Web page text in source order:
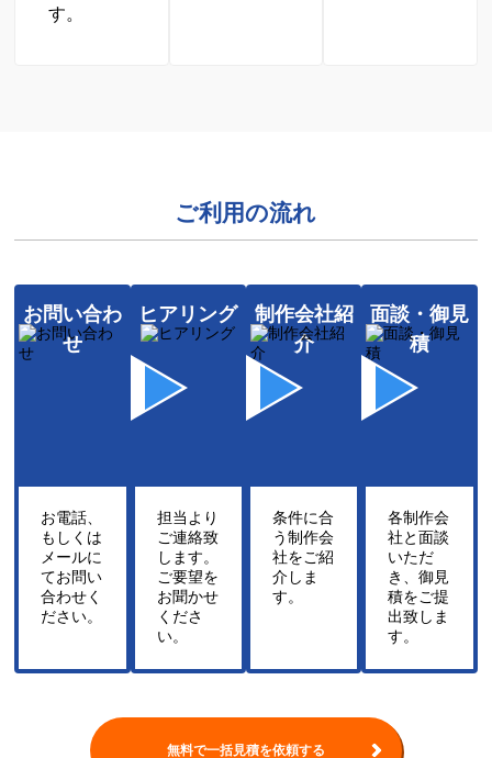
す。
ご利用の流れ
お問い合わ
せ
お電話、
もしくは
メールに
てお問い
合わせく
ださい。
ヒアリング
担当より
ご連絡致
します。
ご要望を
お聞かせ
くださ
い。
制作会社紹
介
条件に合
う制作会
社をご紹
介しま
す。
面談・御見
積
各制作会
社と面談
いただ
き、御見
積をご提
出致しま
す。
無料で一括見積を依頼する